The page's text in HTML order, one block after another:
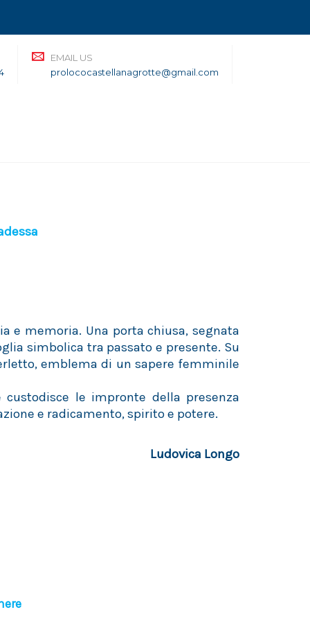
EMAIL US
prolococastellanagrotte@gmail.com
e memoria. Una porta chiusa, segnata
simbolica tra passato e presente. Su
emblema di un sapere femminile
le impronte della presenza
e radicamento, spirito e potere.
Ludovica Longo